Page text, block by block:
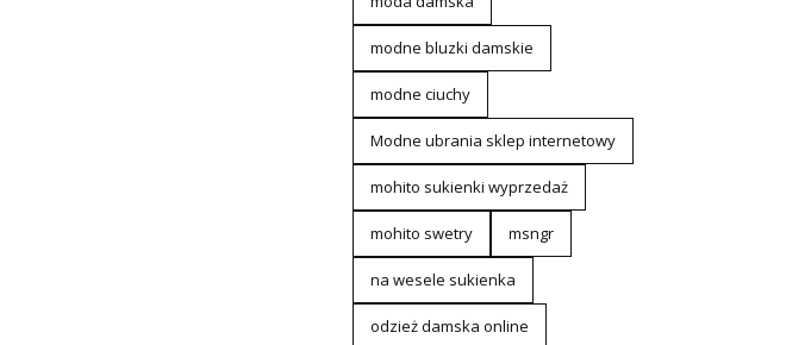
modne bluzki damskie
modne ciuchy
Modne ubrania sklep internetowy
mohito sukienki wyprzedaż
mohito swetry msngr
na wesele sukienka
odzież damska online